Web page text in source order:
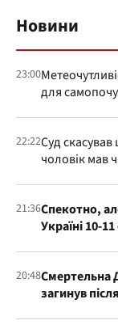
Новини
23:00
для
22:22Суд
чоловік мав
21:36Спекотно,
Україні 10-
20:48Смертельна
загинув